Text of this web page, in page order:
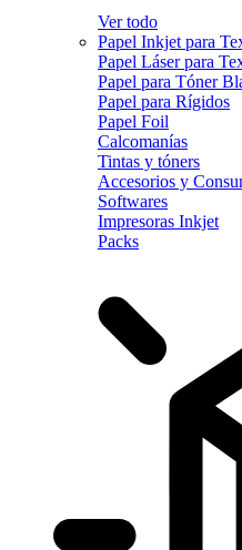
Ver todo
Papel Inkjet para
Papel Láser para
Papel para Tóner
Papel para Rígidos
Papel Foil
Calcomanías
Tintas y tóners
Accesorios y
Softwares
Impresoras Inkjet
Packs